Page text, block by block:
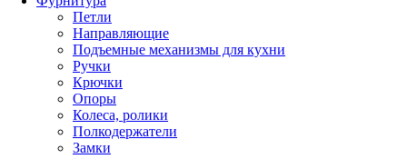
Петли
Направляющие
Подъемные механизмы для кухни
Ручки
Крючки
Опоры
Колеса, ролики
Полкодержатели
Замки